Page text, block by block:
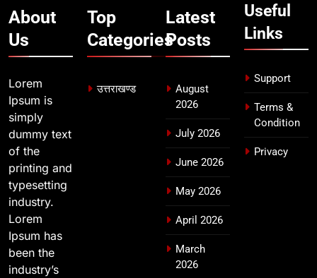
भारी बारिश का अलर्ट! 6 अगस्त को
देहरादून में स्कूल बंद
उत्तराखण्ड
About
Us
Lorem
Ipsum is
simply
dummy text
of the
printing and
typesetting
industry.
Lorem
Ipsum has
been the
industry’s
Top
Categories
उत्तराखण्ड
Latest
Posts
August
2026
July 2026
June 2026
May 2026
April 2026
March
2026
Useful
Links
Support
Terms &
Condition
Privacy